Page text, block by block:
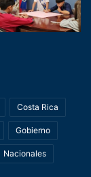
Costa Rica
Gobierno
Nacionales